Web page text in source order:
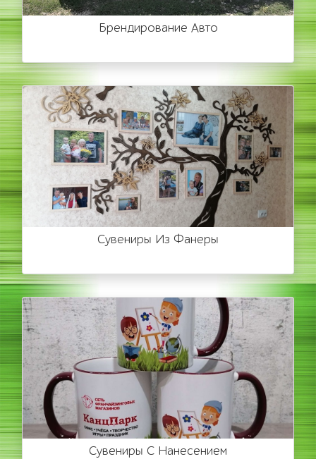
Брендирование Авто
Сувениры Из Фанеры
Сувениры С Нанесением